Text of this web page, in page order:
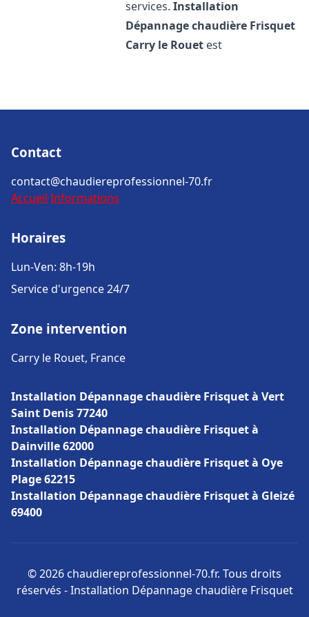
services.Installation
Dépannage chaudière Frisquet
Carry le Rouet est
Contact
contact@chaudiereprofessionnel-70.fr
Accueil Informations
Horaires
Lun-Ven: 8h-19h
Service d'urgence 24/7
Zone intervention
Carry le Rouet, France
Installation Dépannage chaudière Frisquet à Vert
Saint Denis 77240
Installation Dépannage chaudière Frisquet à
Dainville 62000
Installation Dépannage chaudière Frisquet à Oye
Plage 62215
Installation Dépannage chaudière Frisquet à Gleizé
69400
© 2026 chaudiereprofessionnel-70.fr. Tous droits
réservés - Installation Dépannage chaudière Frisquet